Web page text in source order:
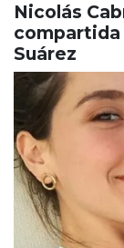
Nicolás
compartida
Suárez